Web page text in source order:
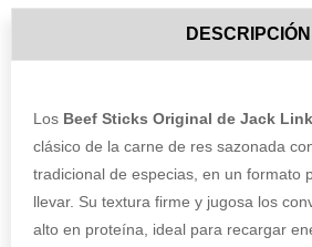
DESCRIPCIÓN
Los Beef Sticks Original de Jack
clásico de la carne de res sazonada
tradicional de especias, en un formato
llevar. Su textura firme y jugosa los
alto en proteína, ideal para recargar